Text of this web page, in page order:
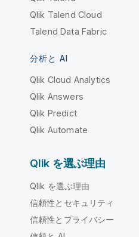
Qlik Talend Cloud
Talend Data Fabric
分析と AI
Qlik Cloud Analytics
Qlik Answers
Qlik Predict
Qlik Automate
Qlik を選ぶ理由
Qlik を選ぶ理由
信頼性とセキュリティ
信頼性とプライバシー